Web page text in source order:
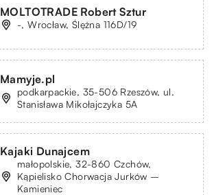
MOLTOTRADE Robert Sztur
-, Wrocław, Ślężna 116D/19
Mamyje.pl
podkarpackie, 35-506 Rzeszów, ul.
Stanisława Mikołajczyka 5A
Kajaki Dunajcem
małopolskie, 32-860 Czchów,
Kąpielisko Chorwacja Jurków –
Kamieniec